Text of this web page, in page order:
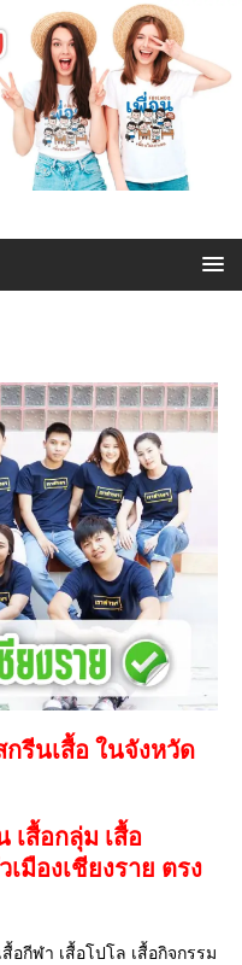
รีนเสื้อ ในจังหวัด
เสื้อกลุ่ม เสื้อ
มืองเชียงราย ตรง
อกีฬา เสื้อโปโล เสื้อกิจกรรม